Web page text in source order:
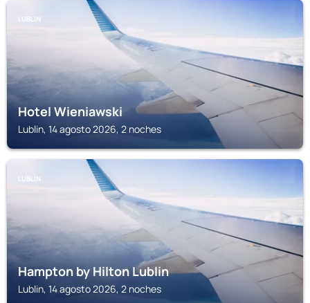
LUBLIN
Hotel Wieniawski
Lublin, 14 agosto 2026, 2 noches
LUBLIN
Hampton by Hilton Lublin
Lublin, 14 agosto 2026, 2 noches